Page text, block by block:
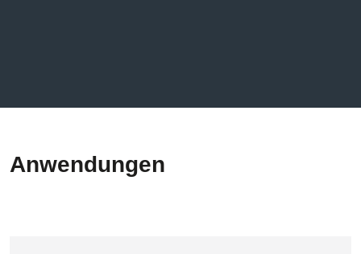
Anwendungen